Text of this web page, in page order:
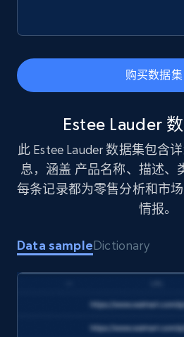
Amazon best seller products
Title, Seller name, Brand,
eCommerce
Amazon products search
price, Currency, Sold, and
购买数据集
Estee Lauder
此 Estee Lauder 数据集包含
息，涵盖 产品名称、描述、
每条记录都为零售分析和市
情报。
Data sampleDictionary